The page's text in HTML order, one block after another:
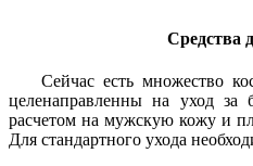
Средства
Сейчас есть множество
целенаправленны на уход за
расчетом на мужскую кожу и
Для стандартного ухода